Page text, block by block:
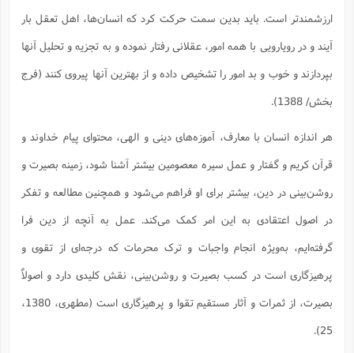
ارزشمندتر است. باید بدین سمت حرکت کرد که انسان‌ها، اهل تعقل بار
آیند و در رویارویی با همه امور، عقلانی رفتار نموده و به تجزیه و تحلیل آنها
بپردازند و خوب و بد امور را تشخیص داده و از بهترین آنها پیروی کنند (فرج
بخش/ 1388).
هر اندازه انسان با معارف، آموزه‌های دینی و الهی، محتوای پیام خداوند و
قرآن کریم و گفتار و عمل سیره معصومین بیشتر آشنا شود، زمینه بصیرت و
روشن‌بینی در دین، بیشتر برای او فراهم می‌شود و همچنین مطالعه و تفکر
در اصول اعتقادی به این امر کمک می‌کند. عمل به آنچه از دین فرا
گرفته‌ایم، به‌ویژه انجام واجبات و ترک محرمات که درجه‌ای از تقوی و
پرهیزگاری است در کسب بصیرت و روشن‌بینی، نقش کلیدی دارد و اصولاً
بصیرت، از ثمرات و آثار مستقیم تقوا و پرهیزگاری است (مطهری، 1380،
25).